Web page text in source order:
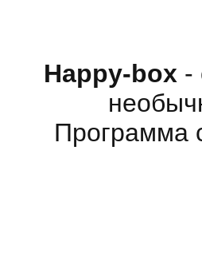
Happy-box -
Программа